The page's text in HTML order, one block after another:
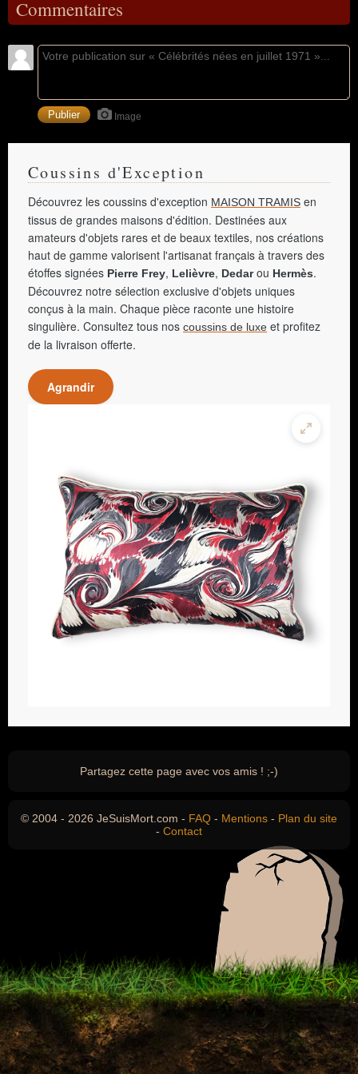
Commentaires
Image
Coussins d'Exception
Découvrez les coussins d'exception MAISON TRAMIS en
tissus de grandes maisons d'édition. Destinées aux
amateurs d'objets rares et de beaux textiles, nos créations
haut de gamme valorisent l'artisanat français à travers des
étoffes signées Pierre Frey, Lelièvre, Dedarou Hermès.
Découvrez notre sélection exclusive d'objets uniques
conçus à la main. Chaque pièce raconte une histoire
singulière. Consultez tous nos coussins de luxe et profitez
de la livraison offerte.
Agrandir
Partagez cette page avec vos amis ! ;-)
© 2004 - 2026 JeSuisMort.com - FAQ - Mentions - Plan du site
- Contact